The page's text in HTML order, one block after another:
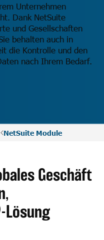
Unternehmen
Dank NetSuite
und Gesellschaften
behalten auch in
die Kontrolle und den
nach Ihrem Bedarf.
NetSuite Module
Geschäft
Lösung